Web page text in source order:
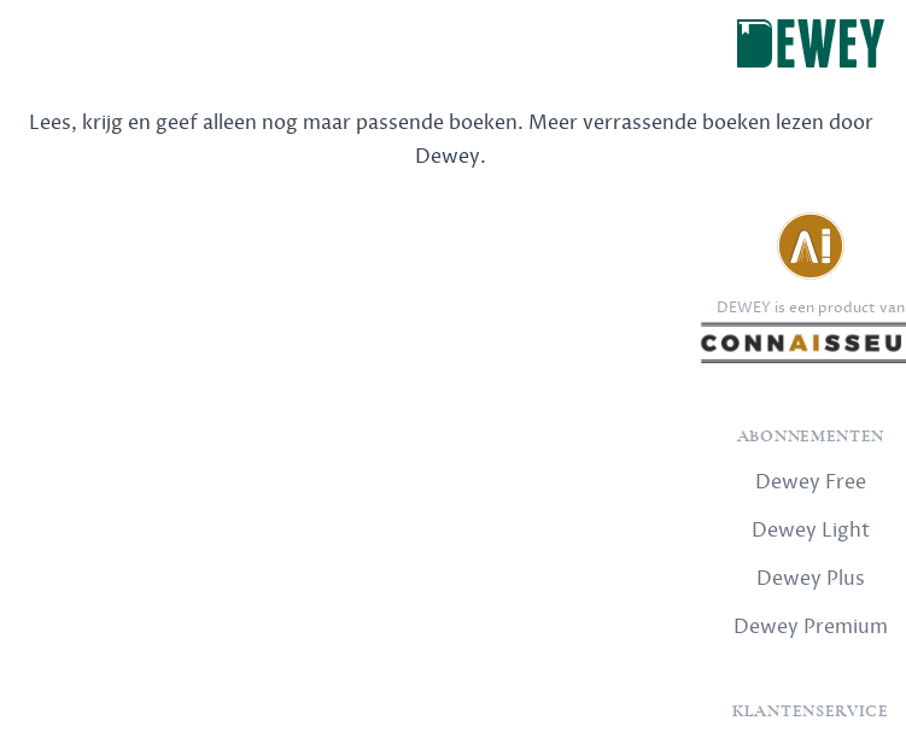
Lees, krijg en geef alleen nog maar passende boeken. Meer verrassende boeken lezen door
Dewey.
DEWEY is een product van
ABONNEMENTEN
Dewey Free
Dewey Light
Dewey Plus
Dewey Premium
KLANTENSERVICE